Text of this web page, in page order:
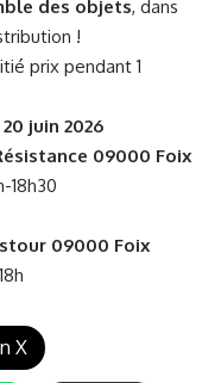
des objets, dans
!
prix pendant 1
juin 2026
09000 Foix
18h30
09000 Foix
X